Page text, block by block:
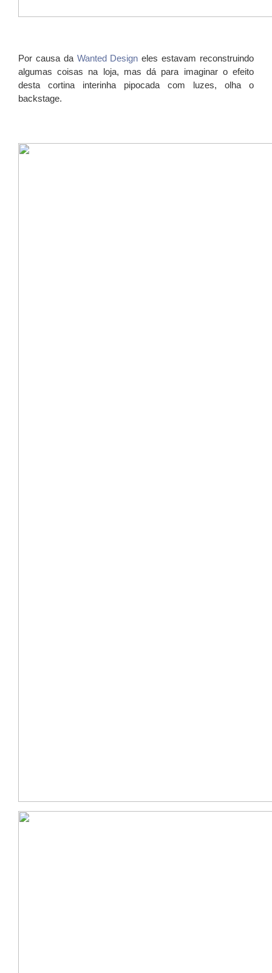
Por causa da Wanted Design eles estavam reconstruindo
algumas coisas na loja, mas dá para imaginar o efeito
desta cortina interinha pipocada com luzes, olha o
backstage.